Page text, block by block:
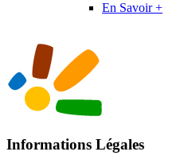
En Savoir +
Informations Légales